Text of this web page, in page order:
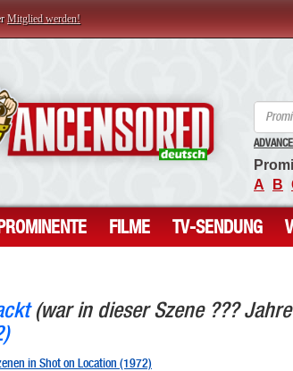
Mitglied werden!
A
B
FILME TV-SENDUNG
(war in dieser Szene ???
in Shot on Location (1972)